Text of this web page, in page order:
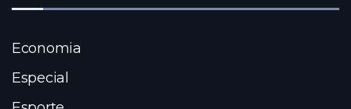
Economia
Especial